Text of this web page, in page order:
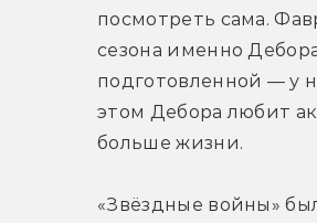
посмотреть сама.
сезона именно
подготовленной — у
этом Дебора любит
больше жизни.
«Звёздные войны»